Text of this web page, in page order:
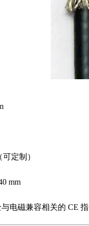
定制）
mm
电磁兼容相关的 CE